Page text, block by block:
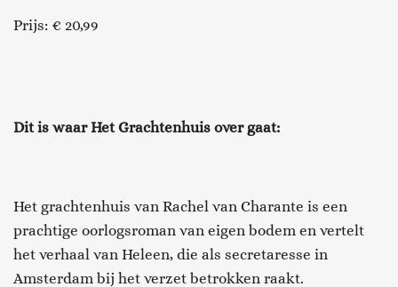
Prijs: € 20,99
Dit is waarHet Grachtenhuis over gaat:
Het grachtenhuis van Rachel van Charante is een
prachtige oorlogsroman van eigen bodem en vertelt
het verhaal van Heleen, die als secretaresse in
Amsterdam bij het verzet betrokken raakt.